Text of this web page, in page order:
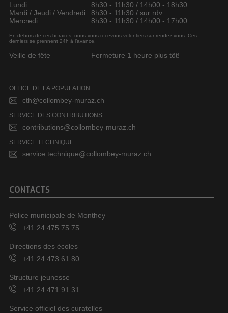
Lundi
8h30 - 11h30 / 14h00 - 18h30
Mardi / Jeudi / Vendredi
8h30 - 11h30 / sur rdv
Mercredi
8h30 - 11h30 / 14h00 - 17h00
En dehors de ces horaires, nous vous recevons volontiers sur rendez-vous. Ces
derniers se prennent 24h à l’avance.
Veille de fête Fermeture 1 heure plus tôt!
OFFICE DE LA POPULATION
cth@collombey-muraz.ch
SERVICE DES CONTRIBUTIONS
contributions@collombey-muraz.ch
SERVICE TECHNIQUE
service.technique@collombey-muraz.ch
CONTACTS
Police municipale de Monthey
+41 24 475 75 75
Directions des écoles
+41 24 473 61 80
Structure jeunesse
+41 24 471 91 31
Service officiel des curatelles